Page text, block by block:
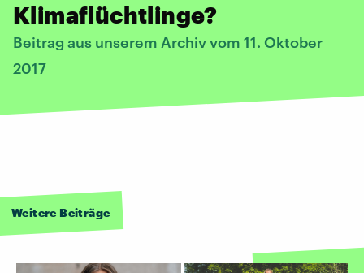
Klimaflüchtlinge?
Beitrag aus unserem Archiv vom 11. Oktober
2017
Weitere Beiträge